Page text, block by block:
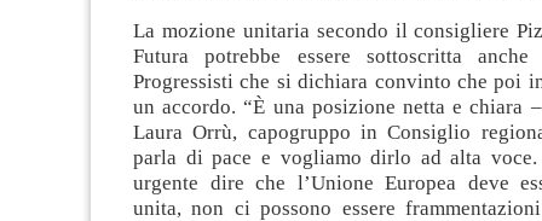
La mozione unitaria secondo il consigliere
Futura potrebbe essere sottoscritta
Progressisti che si dichiara convinto che poi
un accordo. “È una posizione netta e chiara
Laura Orrù, capogruppo in Consiglio
parla di pace e vogliamo dirlo ad alta voce.
urgente dire che l’Unione Europea deve
unita, non ci possono essere